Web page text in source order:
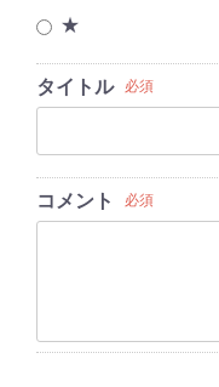
★
タイトル 必須
コメント 必須